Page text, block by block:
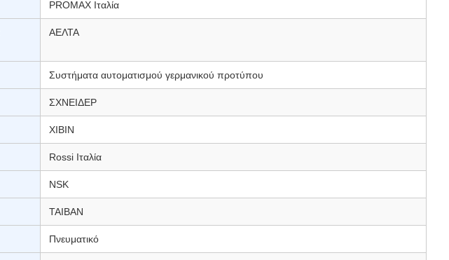
PROMAX Ιταλία
ΑΕΛΤΑ
Συστήματα αυτοματισμού γερμανικού προτύπου
ΣΧΝΕΙΔΕΡ
ΧΙΒΙΝ
Rossi Ιταλία
NSK
ΤΑΙΒΑΝ
Πνευματικό